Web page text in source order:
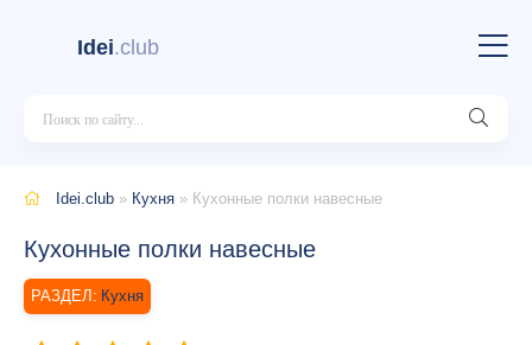
Idei.club
Idei.club » Кухня » Кухонные полки навесные
Кухонные полки навесные
Кухня